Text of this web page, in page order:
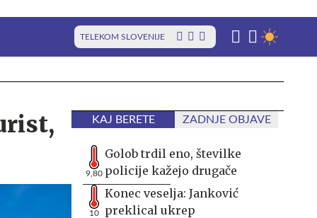
TELEKOM SLOVENIJE
KAJ BERETE ZADNJE OBJAVE
9,80
Golob trdil eno, številke
policije kažejo drugače
10
Konec veselja: Janković
preklical ukrep